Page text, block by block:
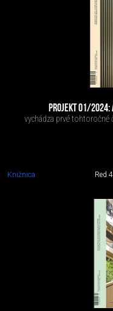
PROJEKT 01/2024:
vychádza prvé tohtoročné
Knižnica Red 4